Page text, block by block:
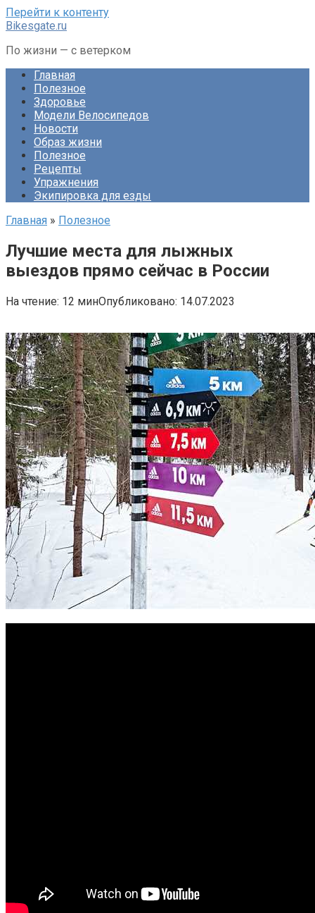
Перейти к контенту
Bikesgate.ru
По жизни — с ветерком
Главная
Полезное
Здоровье
Модели Велосипедов
Новости
Образ жизни
Полезное
Рецепты
Упражнения
Экипировка для езды
Главная » Полезное
Лучшие места для лыжных
выездов прямо сейчас в России
На чтение: 12 минОпубликовано: 14.07.2023